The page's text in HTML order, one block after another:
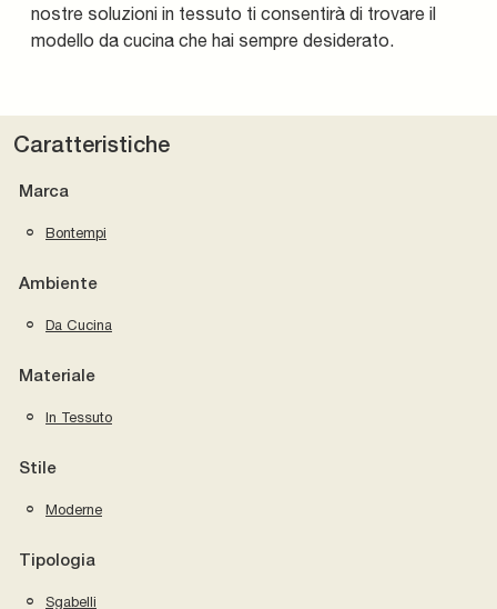
nostre soluzioni in tessuto ti consentirà di trovare il
modello da cucina che hai sempre desiderato.
Caratteristiche
Marca
Bontempi
Ambiente
Da Cucina
Materiale
In Tessuto
Stile
Moderne
Tipologia
Sgabelli